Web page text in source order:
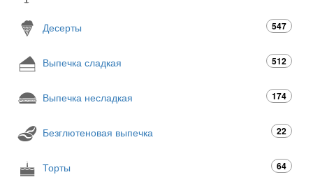
Десерты 547
Выпечка сладкая 512
Выпечка несладкая 174
Безглютеновая выпечка 22
Торты 64